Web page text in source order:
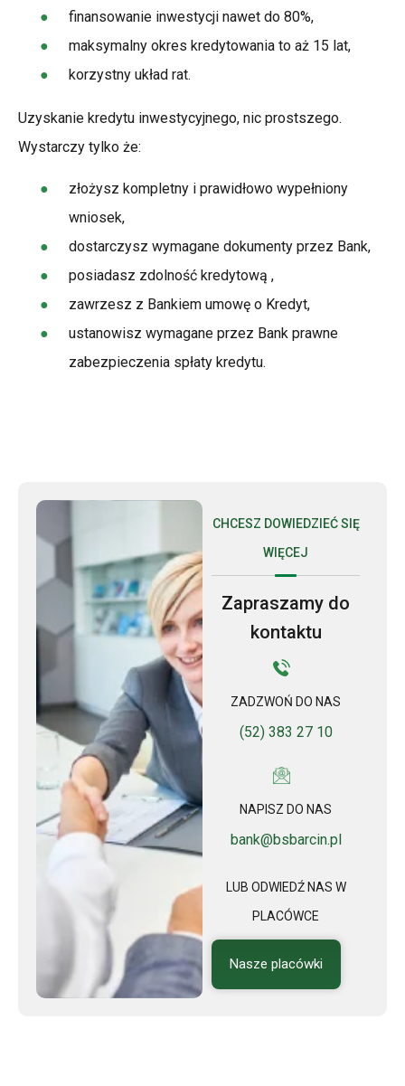
finansowanie inwestycji nawet do 80%,
maksymalny okres kredytowania to aż 15 lat,
korzystny układ rat.
Uzyskanie kredytu inwestycyjnego, nic prostszego.
Wystarczy tylko że:
złożysz kompletny i prawidłowo wypełniony
wniosek,
dostarczysz wymagane dokumenty przez Bank,
posiadasz zdolność kredytową ,
zawrzesz z Bankiem umowę o Kredyt,
ustanowisz wymagane przez Bank prawne
zabezpieczenia spłaty kredytu.
CHCESZ DOWIEDZIEĆ SIĘ
WIĘCEJ
Zapraszamy do
kontaktu
ZADZWOŃ DO NAS
(52) 383 27 10
NAPISZ DO NAS
bank@bsbarcin.pl
LUB ODWIEDŹ NAS W
PLACÓWCE
Nasze placówki